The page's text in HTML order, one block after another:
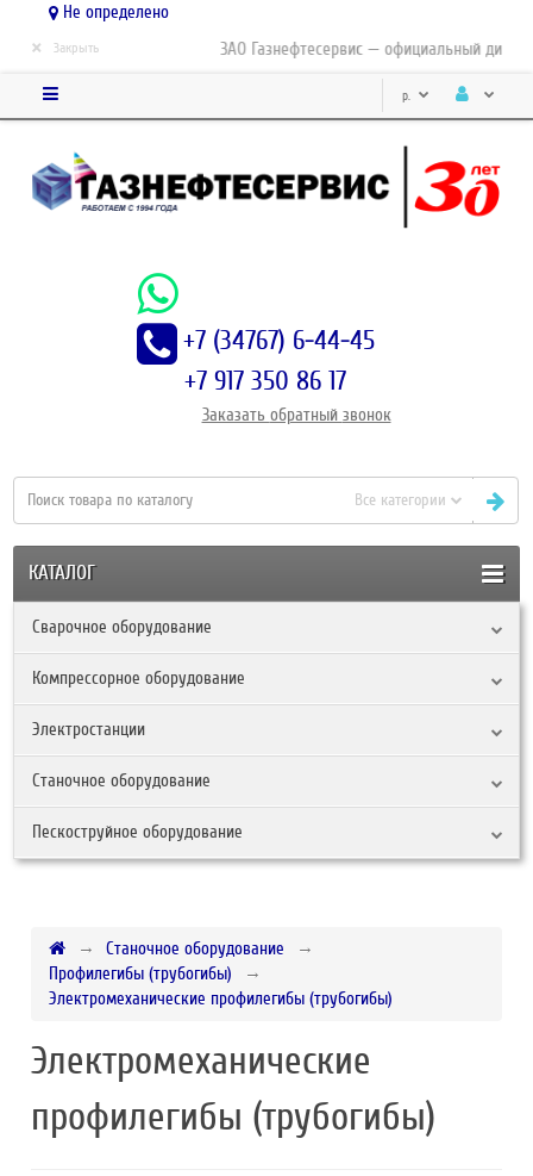
Не определено
ЗАО Газнефтесервис — официальный
× Закрыть
р.
+7 (34767) 6-44-45
+7 917 350 86 17
Заказать обратный звонок
Все категории
КАТАЛОГ
Сварочное оборудование
Компрессорное оборудование
Электростанции
Станочное оборудование
Пескоструйное оборудование
Станочное оборудование
Профилегибы (трубогибы)
Электромеханические профилегибы (трубогибы)
Электромеханические
профилегибы (трубогибы)